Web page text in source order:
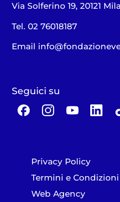
Via Solferino 19, 20121
Tel. 02 76018187
Email
Seguici su
Privacy Policy
Termini e Condizioni
Web Agency